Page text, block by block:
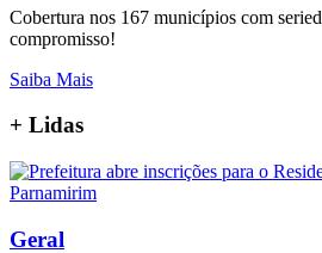
Cobertura nos 167 municípios com
compromisso!
Saiba Mais
+ Lidas
Geral